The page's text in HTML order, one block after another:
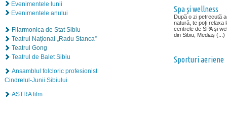
Evenimentele lunii
Evenimentele anului
Filarmonica de Stat Sibiu
Teatrul Naţional „Radu Stanca”
Teatrul Gong
Teatrul de Balet Sibiu
Ansamblul folcloric profesionist
Cindrelul-Junii Sibiului
ASTRA film
Spa şi wellness
După o zi petrecută
natură, te poți relaxa
centrele de SPA și
din Sibiu, Mediaș (...)
Sporturi aeriene